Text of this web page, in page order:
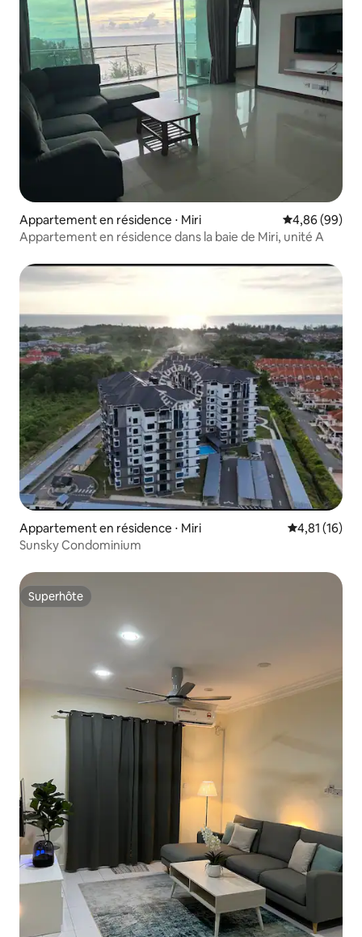
Appartement en résidence ⋅ Miri Évaluation
4,86 (99)
Appartement en résidence dans la baie de Miri, unité A
Appartement en résidence ⋅ Miri Évaluation
4,81 (16)
Sunsky Condominium
Superhôte
Superhôte